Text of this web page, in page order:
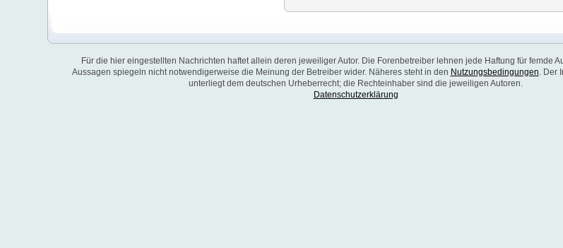
Für die hier eingestellten Nachrichten haftet allein deren jeweiliger Autor. Die Forenbetreiber lehnen jede Haftung für femde
Aussagen spiegeln nicht notwendigerweise die Meinung der Betreiber wider. Näheres steht in den Nutzungsbedingungen . Der
unterliegt dem deutschen Urheberrecht; die Rechteinhaber sind die jeweiligen Autoren.
Datenschutzerklärung